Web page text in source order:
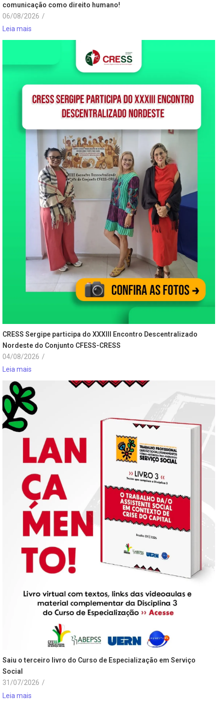
comunicação como direito humano!
06/08/2026 /
Leia mais
CRESS Sergipe participa do XXXIII Encontro Descentralizado
Nordeste do Conjunto CFESS-CRESS
04/08/2026 /
Leia mais
Saiu o terceiro livro do Curso de Especialização em Serviço
Social
31/07/2026 /
Leia mais